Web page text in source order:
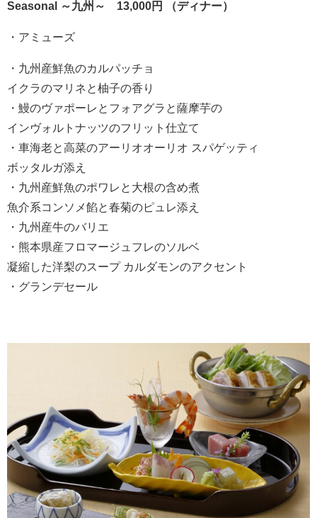
Seasonal ～九州～ 13,000円 （ディナー）
・アミューズ
・九州産鮮魚のカルパッチョ
イクラのマリネと柚子の香り
・鰻のヴァポーレとフォアグラと薩摩芋の
インヴォルトナッツのフリット仕立て
・車海老と高菜のアーリオオーリオ スパゲッティ
ボッタルガ添え
・九州産鮮魚のポワレと大根の含め煮
魚介系コンソメ餡と春菊のピュレ添え
・九州産牛のバリエ
・熊本県産フロマージュフレのソルベ
凝縮した洋梨のスープ カルダモンのアクセント
・グランデセール